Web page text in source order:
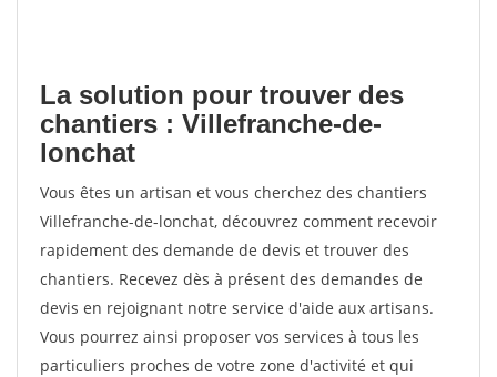
La solution pour trouver des
chantiers : Villefranche-de-
lonchat
Vous êtes un artisan et vous cherchez des chantiers
Villefranche-de-lonchat, découvrez comment recevoir
rapidement des demande de devis et trouver des
chantiers. Recevez dès à présent des demandes de
devis en rejoignant notre service d'aide aux artisans.
Vous pourrez ainsi proposer vos services à tous les
particuliers proches de votre zone d'activité et qui